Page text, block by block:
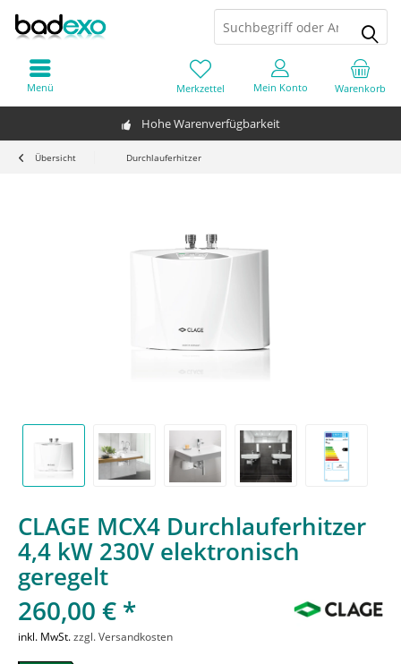
Hohe Warenverfügbarkeit
Warenkorb
Merkzettel Mein Konto
Menü
Übersicht Durchlauferhitzer
CLAGE MCX4 Durchlauferhitzer
4,4 kW 230V elektronisch
geregelt
260,00 € *
inkl. MwSt.zzgl. Versandkosten